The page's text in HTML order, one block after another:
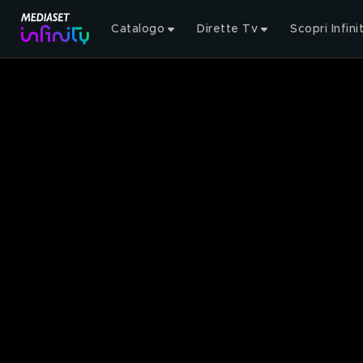
Catalogo Dirette Tv Scopri